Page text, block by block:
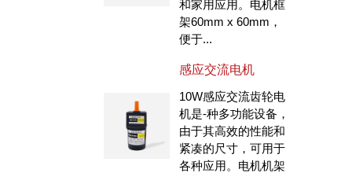
和家用应用。电机框
架60mm x 60mm，
便于...
感应交流电机
10W感应交流齿轮电
机是-种多功能设备，
由于其高效的性能和
紧凑的尺寸，可用于
各种应用。电机机架